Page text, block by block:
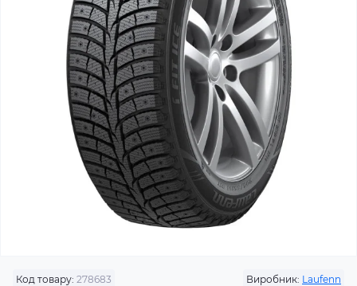
Код товару: 278683 Виробник: Laufenn